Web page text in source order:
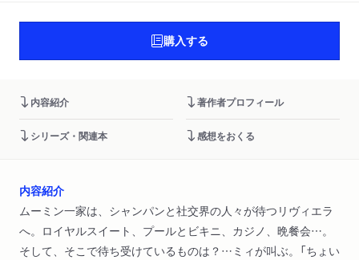
購入する
内容紹介 著作者プロフィール
シリーズ・関連本 感想をおくる
内容紹介
ムーミン一家は、シャンパンと社交界の人々が待つリヴィエラ
へ。ロイヤルスイート、プールとビキニ、カジノ、晩餐会…。
そして、そこで待ち受けているものは？…ミィが叫ぶ。「ちょい